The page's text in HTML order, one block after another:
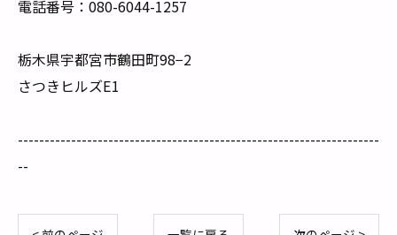
電話番号：080-6044-1257
栃木県宇都宮市鶴田町98−2
さつきヒルズE1
--------------------------------------------------------------------
--